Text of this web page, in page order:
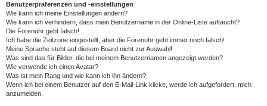
Benutzerpräferenzen und -einstellungen
Wie kann ich meine Einstellungen ändern?
Wie kann ich verhindern, dass mein Benutzername in der Online-Liste auftaucht?
Die Forenuhr geht falsch!
Ich habe die Zeitzone eingestellt, aber die Forenuhr geht immer noch falsch!
Meine Sprache steht auf diesem Board nicht zur Auswahl!
Was sind das für Bilder, die bei meinem Benutzernamen angezeigt werden?
Wie verwende ich einen Avatar?
Was ist mein Rang und wie kann ich ihn ändern?
Wenn ich bei einem Benutzer auf den E-Mail-Link klicke, werde ich aufgefordert, mich
anzumelden.